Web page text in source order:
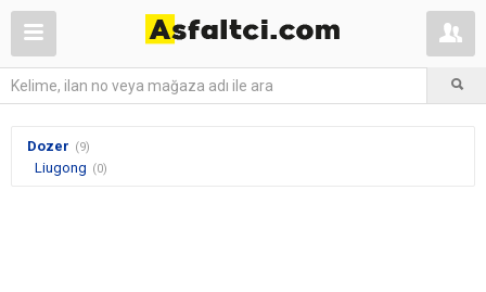
Dozer (9)
Liugong (0)